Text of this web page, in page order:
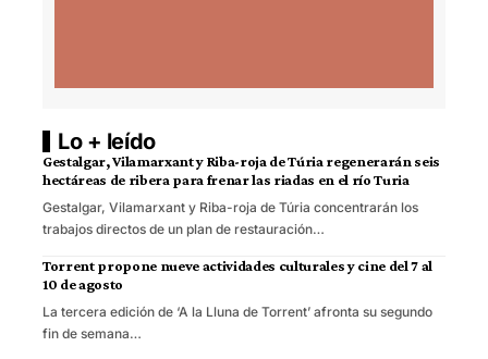
Lo + leído
Gestalgar, Vilamarxant y Riba-roja de Túria regenerarán seis
hectáreas de ribera para frenar las riadas en el río Turia
Gestalgar, Vilamarxant y Riba-roja de Túria concentrarán los
trabajos directos de un plan de restauración…
Torrent propone nueve actividades culturales y cine del 7 al
10 de agosto
La tercera edición de ‘A la Lluna de Torrent’ afronta su segundo
fin de semana…